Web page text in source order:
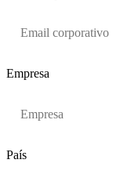
Empresa
País